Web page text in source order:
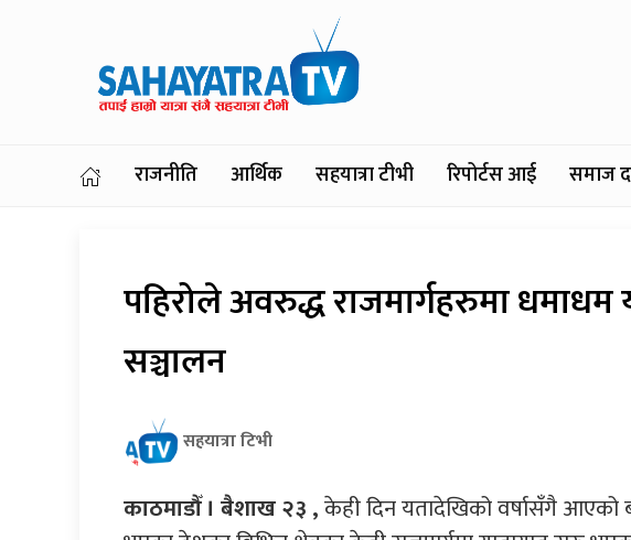
राजनीति आर्थिक सहयात्रा टीभी रिपोर्टस आई समाज
पहिरोले अवरुद्ध राजमार्गहरुमा धमाधम
सञ्चालन
सहयात्रा टिभी
काठमाडौँ । बैशाख २३ ,केही दिन यतादेखिको वर्षासँगै आएको